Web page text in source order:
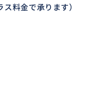
料金で承ります）